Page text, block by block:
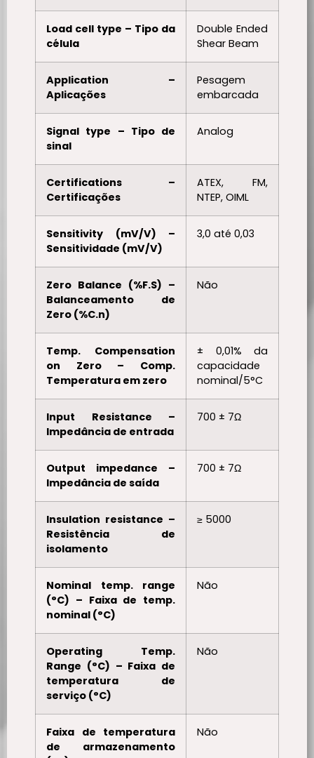
Load cell type – Tipo da
célula
Double Ended
Shear Beam
Application –
Aplicações
Pesagem
embarcada
Signal type – Tipo de
sinal
Analog
Certifications –
Certificações
ATEX, FM,
NTEP, OIML
Sensitivity (mV/V) –
Sensitividade (mV/V)
3,0 até 0,03
Zero Balance (%F.S) –
Balanceamento de
Zero (%C.n)
Não
Temp. Compensation
on Zero – Comp.
Temperatura em zero
± 0,01% da
capacidade
nominal/5°C
Input Resistance –
Impedância de entrada
700 ± 7Ω
Output impedance –
Impedância de saída
700 ± 7Ω
Insulation resistance –
Resistência de
isolamento
≥ 5000
Nominal temp. range
(°C) – Faixa de temp.
nominal (°C)
Não
Operating Temp.
Range (°C) – Faixa de
temperatura de
serviço (°C)
Não
Faixa de temperatura
de armazenamento
Não